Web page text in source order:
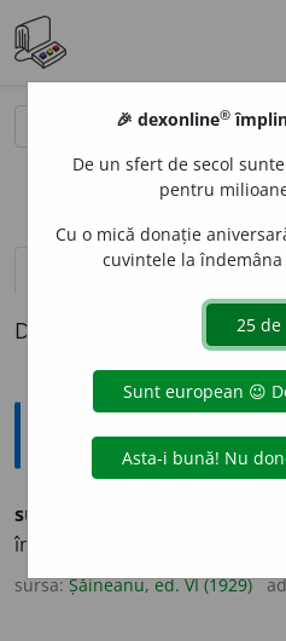
definiții (1) pronunțievolume_up
Definiția cu ID-ul 806228:
Explicative DEX
subsidiar
a. ce servă a
în al doilea loc, în al doilea
sursa:Șăineanu, ed. VI (1929)
🎉 dexonline®
De un sfert de secol
pentru
Cu o mică donație
cuvintele la